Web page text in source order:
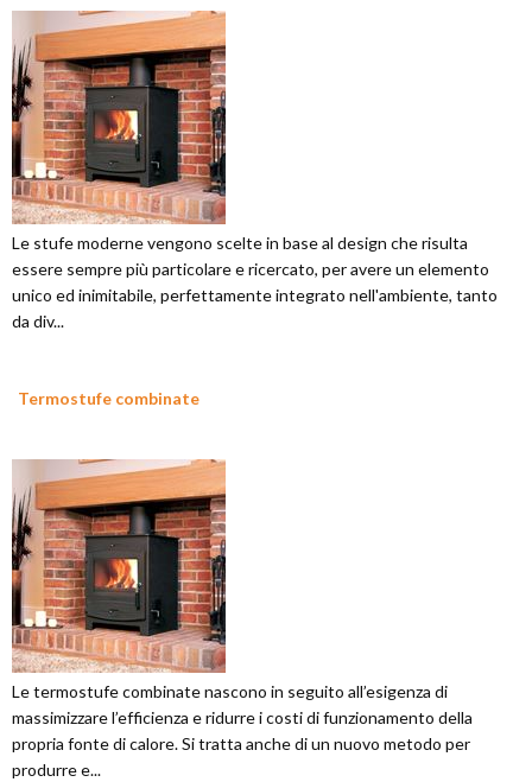
Le stufe moderne vengono scelte in base al design che risulta
essere sempre più particolare e ricercato, per avere un elemento
unico ed inimitabile, perfettamente integrato nell'ambiente, tanto
da div...
Termostufe combinate
Le termostufe combinate nascono in seguito all’esigenza di
massimizzare l’efficienza e ridurre i costi di funzionamento della
propria fonte di calore. Si tratta anche di un nuovo metodo per
produrre e...